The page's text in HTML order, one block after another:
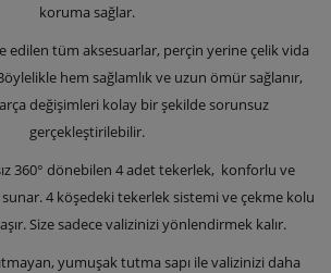
koruma sağlar.
edilen tüm aksesuarlar, perçin yerine çelik vida
hem sağlamlık ve uzun ömür sağlanır,
değişimleri kolay bir şekilde sorunsuz
gerçekleştirilebilir.
360° dönebilen 4 adet tekerlek, konforlu ve
sunar. 4 köşedeki tekerlek sistemi ve çekme kolu
Size sadece valizinizi yönlendirmek kalır.
yumuşak tutma sapı ile valizinizi daha